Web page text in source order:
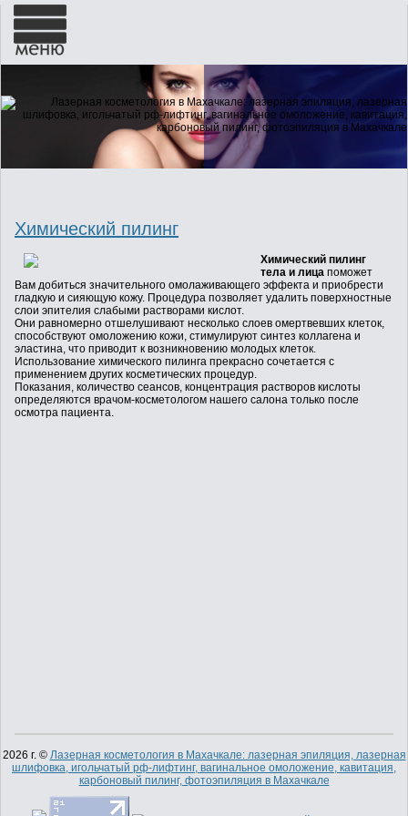
ГЛАВНАЯ
О НАС
НОВОСТИ
УСЛУГИ
ГАЛЕРЕЯ
Химический пилинг
Химический пилинг
тела и лица поможет
Вам добиться значительного омолаживающего эффекта и приобрести
гладкую и сияющую кожу. Процедура позволяет удалить поверхностные
слои эпителия слабыми растворами кислот.
Они равномерно отшелушивают несколько слоев омертвевших клеток,
способствуют омоложению кожи, стимулируют синтез коллагена и
эластина, что приводит к возникновению молодых клеток.
Использование химического пилинга прекрасно сочетается с
применением других косметических процедур.
Показания, количество сеансов, концентрация растворов кислоты
определяются врачом-косметологом нашего салона только после
осмотра пациента.
2026 г. © Лазерная косметология в Махачкале: лазерная эпиляция, лазерная
шлифовка, игольчатый рф-лифтинг, вагинальное омоложение, кавитация,
карбоновый пилинг, фотоэпиляция в Махачкале